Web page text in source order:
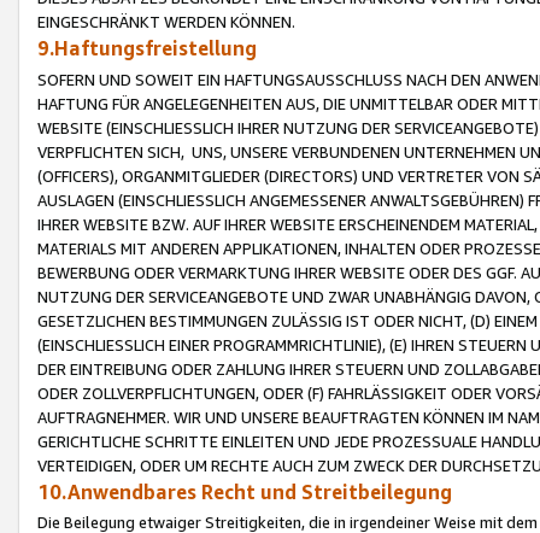
EINGESCHRÄNKT WERDEN KÖNNEN.
9.Haftungsfreistellung
SOFERN UND SOWEIT EIN HAFTUNGSAUSSCHLUSS NACH DEN
HAFTUNG FÜR ANGELEGENHEITEN AUS, DIE UNMITTELBAR ODER
WEBSITE (EINSCHLIESSLICH IHRER NUTZUNG DER
VERPFLICHTEN SICH, UNS, UNSERE VERBUNDENEN UNTERNEHMEN
(OFFICERS), ORGANMITGLIEDER (DIRECTORS) UND VERTRETER VON
AUSLAGEN (EINSCHLIESSLICH ANGEMESSENER
IHRER WEBSITE BZW. AUF IHRER WEBSITE ERSCHEINENDEM
MATERIALS MIT ANDEREN APPLIKATIONEN, INHALTEN ODER
BEWERBUNG ODER VERMARKTUNG IHRER WEBSITE ODER DES GGF.
NUTZUNG DER SERVICEANGEBOTE UND ZWAR UNABHÄNGIG
GESETZLICHEN BESTIMMUNGEN ZULÄSSIG IST ODER NICHT, (D)
(EINSCHLIESSLICH EINER PROGRAMMRICHTLINIE), (E) IHREN
DER EINTREIBUNG ODER ZAHLUNG IHRER STEUERN UND
ODER ZOLLVERPFLICHTUNGEN, ODER (F) FAHRLÄSSIGKEIT ODER
AUFTRAGNEHMER. WIR UND UNSERE BEAUFTRAGTEN KÖNNEN IM
GERICHTLICHE SCHRITTE EINLEITEN UND JEDE PROZESSUALE
VERTEIDIGEN, ODER UM RECHTE AUCH ZUM ZWECK DER
10.Anwendbares Recht und Streitbeilegung
Die Beilegung etwaiger Streitigkeiten, die in irgendeiner Weise mit